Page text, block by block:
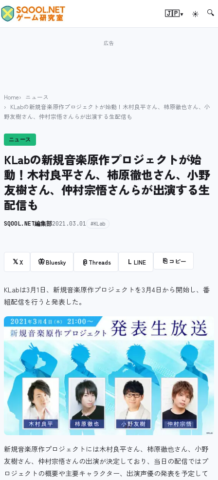
🇯🇵▾ ☀ 🔍
Home
ニュース
KLabの新規音楽原作プロジェクトが始動！木村良平さん、柿原徹也さん、小
野友樹さん、仲村宗悟さんらが出演する生配信も
ニュース
KLabの新規音楽原作プロジェクトが始
動！木村良平さん、柿原徹也さん、小野
友樹さん、仲村宗悟さんらが出演する生
配信も
SQOOL.NET編集部2021.03.01 #KLab
𝕏X 🦋Bluesky @ Threads L LINE ⎘ コピー
KLabは3月1日、新規音楽原作プロジェクトを3月4日から開始し、番
組配信を行うと発表した。
新規音楽原作プロジェクトには木村良平さん、柿原徹也さん、小野
友樹さん、仲村宗悟さんの出演が決定しており、当日の配信ではプ
ロジェクトの概要や主要キャラクター、出演声優の発表を予定して